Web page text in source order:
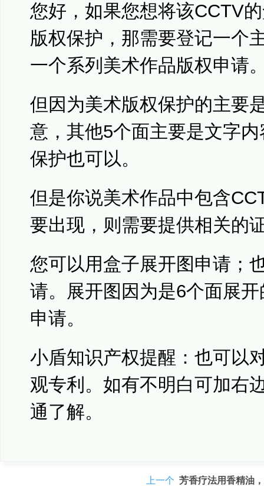
您好，如果您想将该CCTV
版权保护，那需要登记一个
一个系列美术作品版权申请
但因为美术版权保护的主要
意，其他5个面主要是文字
保护也可以。
但是你说美术作品中包含
要出现，则需要提供相关的
您可以用盒子展开图申请；
请。展开图因为是6个面展
申请。
小盾知识产权提醒：也可以
观专利。如有不明白可加右
通了解。
上一个 芳香疗法用香精油